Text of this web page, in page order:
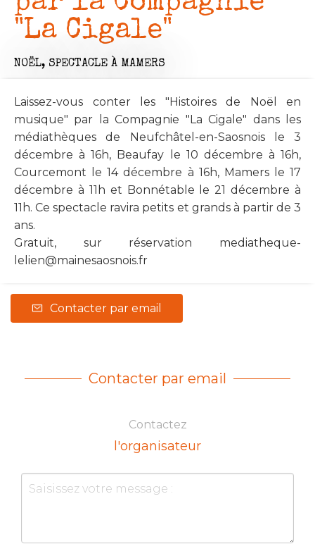
"La Cigale"
NOËL, SPECTACLE À MAMERS
Laissez-vous conter les "Histoires de Noël en
musique" par la Compagnie "La Cigale" dans les
médiathèques de Neufchâtel-en-Saosnois le 3
décembre à 16h, Beaufay le 10 décembre à 16h,
Courcemont le 14 décembre à 16h, Mamers le 17
décembre à 11h et Bonnétable le 21 décembre à
11h. Ce spectacle ravira petits et grands à partir de 3
ans.
Gratuit, sur réservation mediatheque-
lelien@mainesaosnois.fr
Contacter par email
Contacter par email
Contactez
l'organisateur